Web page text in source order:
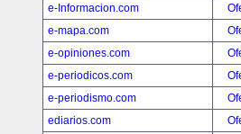
e-Informacion.com
e-mapa.com
e-opiniones.com
e-periodicos.com
e-periodismo.com
ediarios.com